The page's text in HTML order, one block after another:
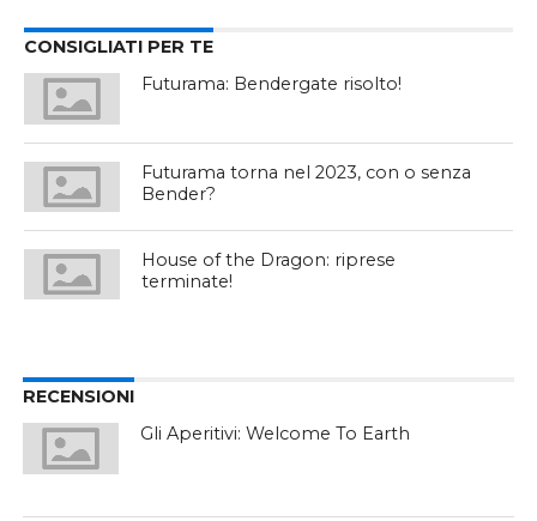
CONSIGLIATI PER TE
Futurama: Bendergate risolto!
Futurama torna nel 2023, con o senza
Bender?
House of the Dragon: riprese
terminate!
RECENSIONI
Gli Aperitivi: Welcome To Earth